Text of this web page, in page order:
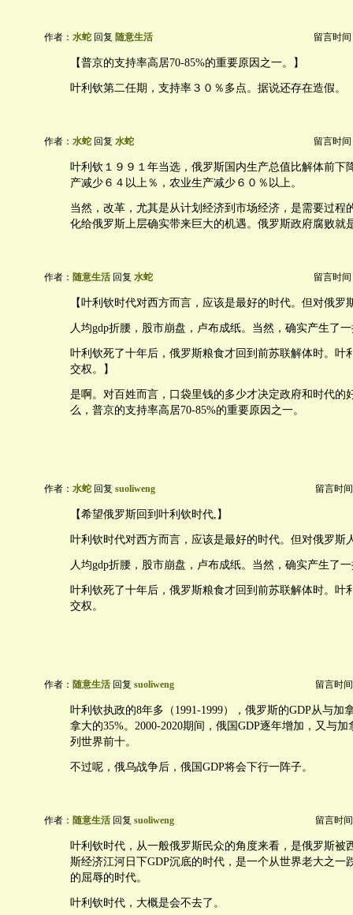
作者： 水蛇 回复 随意生活 留言时间
【普京的支持率高居70-85%的重要原因之一。】
叶利钦第二任期，支持率３０％多点。据说还存在造假。
作者： 水蛇 回复 水蛇 留言时间
叶利钦１９９１年当选，俄罗斯国内生产总值比解体前下
产减少６４以上％，农业生产减少６０％以上。
当然，改革，尤其是从计划经济到市场经济，是需要过程
化给俄罗斯上层确实带来巨大的机遇。俄罗斯政府腐败就
作者： 随意生活 回复 水蛇 留言时间
【叶利钦时代对西方而言，应该是最好的时代。但对俄罗
人均gdp折腰，股市崩盘，卢布成纸。当然，确实产生了
叶利钦死了十年后，俄罗斯粮食才回到前苏联解体时。叶
交权。】
是啊。对百姓而言，口袋里钱的多少才决定政府和时代的
么，普京的支持率高居70-85%的重要原因之一。
作者： 水蛇 回复 suoliweng 留言时
【希望俄罗斯回到叶利钦时代,】
叶利钦时代对西方而言，应该是最好的时代。但对俄罗斯
人均gdp折腰，股市崩盘，卢布成纸。当然，确实产生了
叶利钦死了十年后，俄罗斯粮食才回到前苏联解体时。叶
交权。
作者： 随意生活 回复 suoliweng 留言时
叶利钦执政的8年多（1991-1999），俄罗斯的GDP从与加
拿大的35%。2000-2020期间，俄国GDP逐年增加，又与
列世界前十。
不过呢，俄乌战争后，俄国GDP将会下行一阵子。
作者： 随意生活 回复 suoliweng 留言时
叶利钦时代，从一般俄罗斯民众的角度来看，是俄罗斯被
斯经济江河日下GDP沉底的时代，是一个从世界老大之一
的屈辱的时代。
叶利钦时代，大概是会不去了。